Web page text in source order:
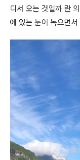
디서 오는 것일까 란
에 있는 눈이 녹으면